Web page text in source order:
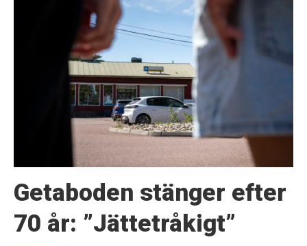
Getaboden stänger efter
70 år: ”Jättetråkigt”